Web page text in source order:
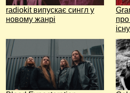
radiokit випускає сингл у
новому жанрі